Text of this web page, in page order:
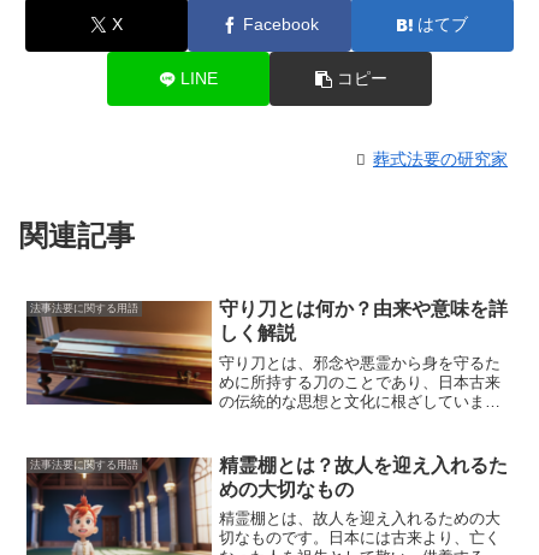
X Facebook はてブ
LINE コピー
葬式法要の研究家
関連記事
法事法要に関する用語
守り刀とは何か？由来や意味を詳
しく解説
守り刀とは、邪念や悪霊から身を守るた
めに所持する刀のことであり、日本古来
の伝統的な思想と文化に根ざしていま
てきました。平安時代には、守り刀を身
につけることが一般的になり、武士や貴
族だけでなく、一般の人々も魔除けや厄
除けとして所持していました。また、守
り刀は神聖な存在として扱われ、
神社や
法事法要に関する用語
精霊棚とは？故人を迎え入れるた
めの大切なもの
精霊棚とは、故人を迎え入れるための大
切なものです。
日本には古来より、亡く